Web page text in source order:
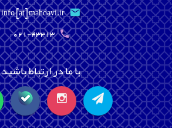
info [at] mahdavi.ir
021-43313
با ما در ارتباط باشید